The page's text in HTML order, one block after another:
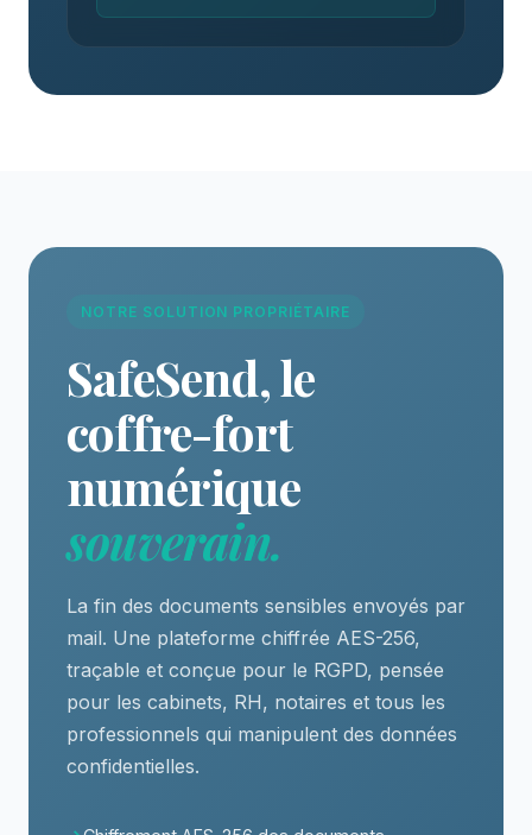
NOTRE SOLUTION PROPRIÉTAIRE
SafeSend, le
coffre-fort
numérique
souverain.
La fin des documents sensibles envoyés par
mail. Une plateforme chiffrée AES-256,
traçable et conçue pour le RGPD, pensée
pour les cabinets, RH, notaires et tous les
professionnels qui manipulent des données
confidentielles.